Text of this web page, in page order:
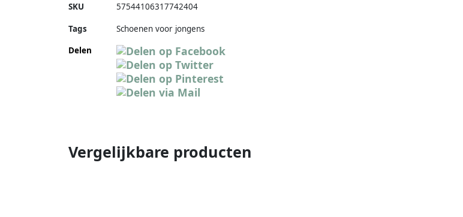
SKU 57544106317742404
Tags
Schoenen voor jongens
Delen
Vergelijkbare producten